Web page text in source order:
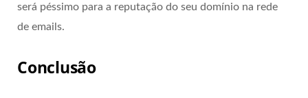
será péssimo para a reputação do seu domínio na rede
de emails.
Conclusão